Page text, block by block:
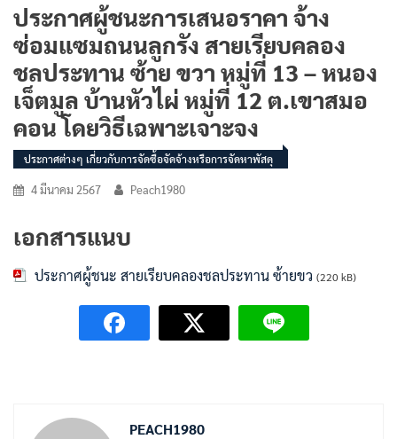
ประกาศผู้ชนะการเสนอราคา จ้าง
ซ่อมแซมถนนลูกรัง สายเรียบคลอง
ชลประทาน ซ้าย ขวา หมู่ที่ 13 – หนอง
เจ็ตมูล บ้านหัวไผ่ หมู่ที่ 12 ต.เขาสมอ
คอน โดยวิธีเฉพาะเจาะจง
ประกาศต่างๆ เกี่ยวกับการจัดซื้อจัดจ้างหรือการจัดหาพัสดุ
4 มีนาคม 2567 Peach1980
เอกสารแนบ
ประกาศผู้ชนะ สายเรียบคลองชลประทาน ซ้ายขว (220 kB)
PEACH1980